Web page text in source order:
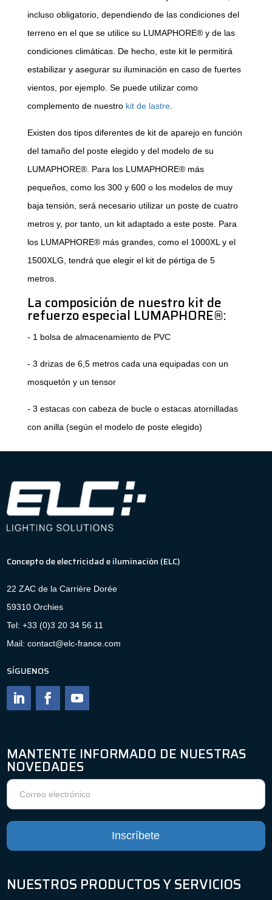
incluso obligatorio, dependiendo de las condiciones del
terreno en el que se utilice su LUMAPHORE® y de las
condiciones climáticas. De hecho, este kit le permitirá
estabilizar y asegurar su iluminación en caso de fuertes
vientos, por ejemplo. Se puede utilizar como
complemento de nuestro kit de lastre.
Existen dos tipos diferentes de kit de aparejo en función
del tamaño del poste elegido y del modelo de su
LUMAPHORE®. Para los LUMAPHORE® más
pequeños, como los 300 y 600 o los modelos de muy
baja tensión, será necesario utilizar un poste de cuatro
metros y, por tanto, un kit adaptado a este poste. Para
los LUMAPHORE® más grandes, como el 1000XL y el
1500XLG, tendrá que elegir el kit de pértiga de 5
metros.
La composición de nuestro kit de
refuerzo especial LUMAPHORE®:
- 1 bolsa de almacenamiento de PVC
- 3 drizas de 6,5 metros cada una equipadas con un
mosquetón y un tensor
- 3 estacas con cabeza de bucle o estacas atornilladas
con anilla (según el modelo de poste elegido)
Concepto de electricidad e iluminación (ELC)
22 ZAC de la Carrière Dorée
59310 Orchies
Tel: +33 (0)3 20 34 56 11
Mail: contact@elc-france.com
SÍGUENOS
MANTENTE INFORMADO DE NUESTRAS
NOVEDADES
Boletín
de
noticias
Inscríbete
NUESTROS PRODUCTOS Y SERVICIOS